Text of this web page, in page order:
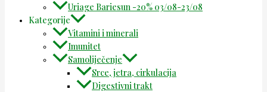
Uriage Bariesun -20% 03/08-23/08
Kategorije
Vitamini i minerali
Imunitet
Samoliječenje
Srce, jetra, cirkulacija
Digestivni trakt